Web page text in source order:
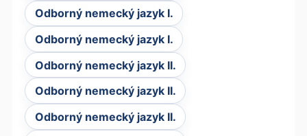
Odborný nemecký jazyk I.
Odborný nemecký jazyk I.
Odborný nemecký jazyk II.
Odborný nemecký jazyk II.
Odborný nemecký jazyk II.